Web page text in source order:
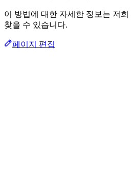
이 방법에 대한 자세한 정보는 저
찾을 수 있습니다.
페이지 편집